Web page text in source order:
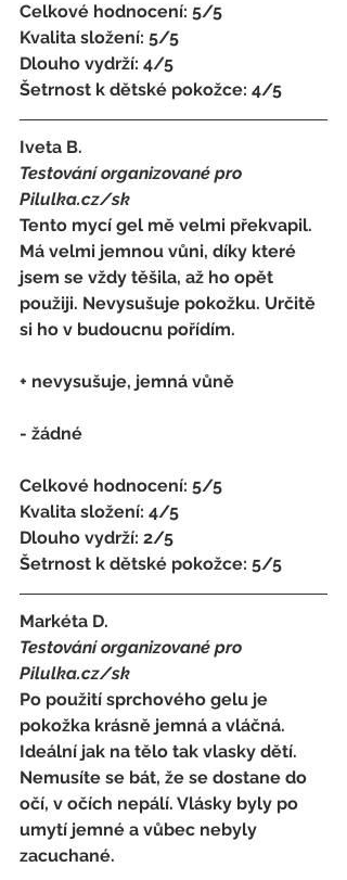
Celkové hodnocení: 5/5
Kvalita složení: 5/5
Dlouho vydrží: 4/5
Šetrnost k dětské pokožce: 4/5
Iveta B.
Testování organizované pro
Pilulka.cz/sk
Tento mycí gel mě velmi překvapil.
Má velmi jemnou vůni, díky které
jsem se vždy těšila, až ho opět
použiji. Nevysušuje pokožku. Určitě
si ho v budoucnu pořídím.
+ nevysušuje, jemná vůně
- žádné
Celkové hodnocení: 5/5
Kvalita složení: 4/5
Dlouho vydrží: 2/5
Šetrnost k dětské pokožce: 5/5
Markéta D.
Testování organizované pro
Pilulka.cz/sk
Po použití sprchového gelu je
pokožka krásně jemná a vláčná.
Ideální jak na tělo tak vlasky dětí.
Nemusíte se bát, že se dostane do
očí, v očích nepálí. Vlásky byly po
umytí jemné a vůbec nebyly
zacuchané.